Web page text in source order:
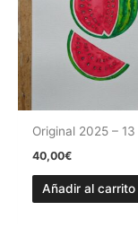
Original 2025 – 13
40,00€
Añadir al carrito